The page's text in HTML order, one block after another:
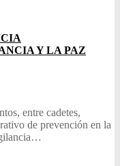
Y LA PAZ
entre cadetes,
de prevención en la